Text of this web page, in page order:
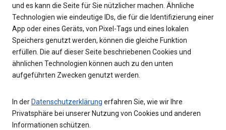
und es kann die Seite für Sie nützlicher machen. Ähnliche
Technologien wie eindeutige IDs, die für die Identifizierung einer
App oder eines Geräts, von Pixel-Tags und eines lokalen
Speichers genutzt werden, können die gleiche Funktion
erfüllen. Die auf dieser Seite beschriebenen Cookies und
ähnlichen Technologien können auch zu den unten
aufgeführten Zwecken genutzt werden.
In der Datenschutzerklärung erfahren Sie, wie wir Ihre
Privatsphäre bei unserer Nutzung von Cookies und anderen
Informationen schützen.